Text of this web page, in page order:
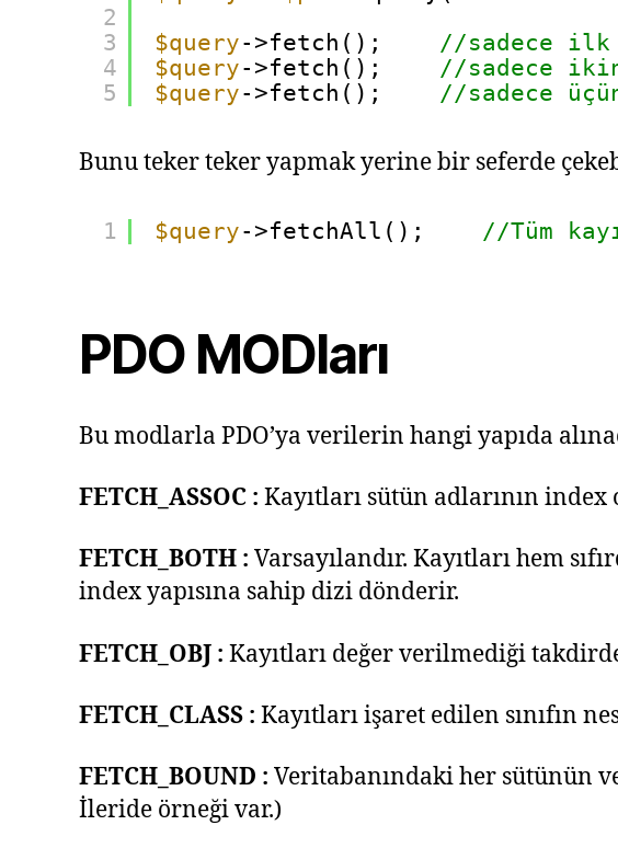
2
3
4
5
$query->fetch(); //sadece ilk
$query->fetch(); //sadece
$query->fetch(); //sadece
Bunu teker teker yapmak yerine bir seferde
1 $query->fetchAll(); //Tüm
PDO MODları
Bu modlarla PDO’ya verilerin hangi yapıda
FETCH_ASSOC : Kayıtları sütün adlarının
FETCH_BOTH : Varsayılandır. Kayıtları hem
index yapısına sahip dizi dönderir.
FETCH_OBJ : Kayıtları değer verilmediği
FETCH_CLASS : Kayıtları işaret edilen sınıfın
FETCH_BOUND : Veritabanındaki her sütünün
İleride örneği var.)